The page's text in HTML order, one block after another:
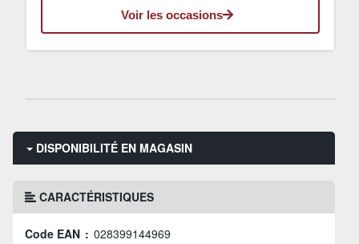
Voir les occasions
DISPONIBILITÉ EN MAGASIN
CARACTÉRISTIQUES
Code EAN : 028399144969